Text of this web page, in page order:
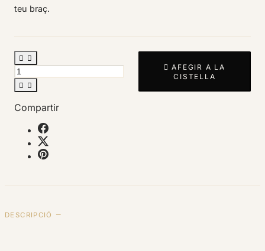
teu braç.
 
 
 AFEGIR A LA
CISTELLA
Compartir
DESCRIPCIÓ